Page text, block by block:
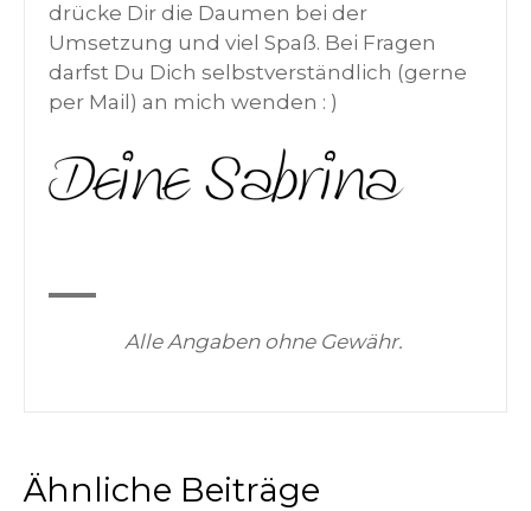
drücke Dir die Daumen bei der
Umsetzung und viel Spaß. Bei Fragen
darfst Du Dich selbstverständlich (gerne
per Mail) an mich wenden : )
Alle Angaben ohne Gewähr.
Ähnliche Beiträge